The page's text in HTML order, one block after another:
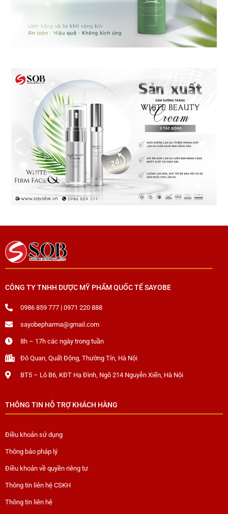
CÔNG TY TNHH DƯỢC MỸ PHẨM QUỐC TẾ SAYOBE
0986 859 777 | 0971 220 888
sayobepharma@gmail.com
8h – 17h các ngày trong tuần
Đô Quan, Quất Động, Thường Tín, Hà Nội
BT5 – Lô B6, KĐT Hạ Đình, Ngõ 214 Nguyễn Xiển, Hà Nội
THÔNG TIN HỖ TRỢ KHÁCH HÀNG
Điều khoản sử dụng
Thông báo pháp lý
Điều khoản về quyền riêng tư
Thông tin liên hệ CSKH
Thông tin liên hệ